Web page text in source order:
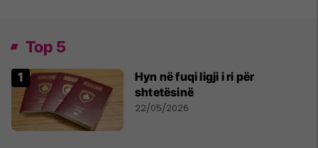
Top 5
Hyn në fuqi ligji i ri për
shtetësinë
22/05/2026